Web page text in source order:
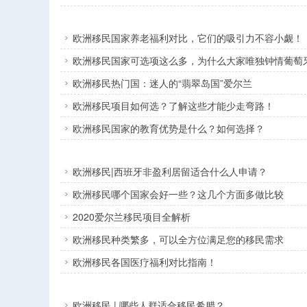
欧洲移民国家养老福利对比，它们的吸引力不容小觑！
欧洲移民国家可选项这么多，为什么大家唯独钟情葡萄
欧洲移民热门国：迷人的“翡翠岛国”爱尔兰
欧洲移民项目如何选？了解这些才能少走弯路！
欧洲移民国家的教育优势是什么？如何选择？
欧洲移民|西班牙非盈利居留适合什么人申请？
欧洲移民哪个国家会好一些？这几个方面多做比较
2020爱尔兰移民项目全解析
欧洲移民种类繁多，可以全方位满足您的移民需求
欧洲移民各国医疗福利对比指南！